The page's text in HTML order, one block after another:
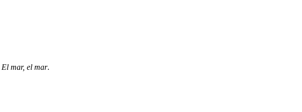
El mar, el mar.